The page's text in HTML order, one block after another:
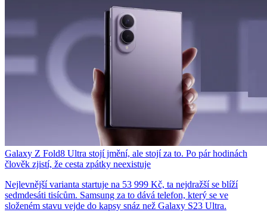
Galaxy Z Fold8 Ultra stojí jmění, ale stojí za to. Po pár hodinách
člověk zjistí, že cesta zpátky neexistuje
Nejlevnější varianta startuje na 53 999 Kč, ta nejdražší se blíží
sedmdesáti tisícům. Samsung za to dává telefon, který se ve
složeném stavu vejde do kapsy snáz než Galaxy S23 Ultra.